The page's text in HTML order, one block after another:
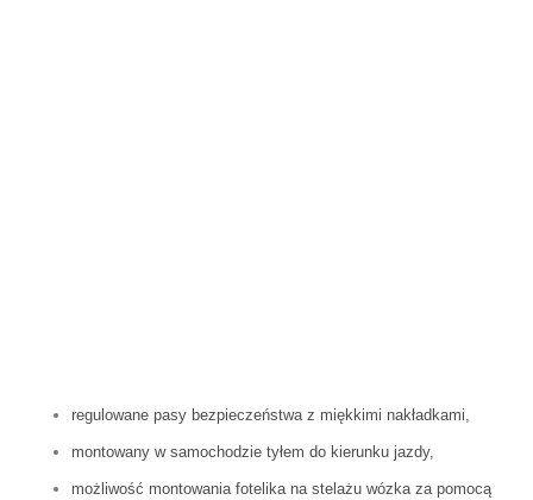
regulowane pasy bezpieczeństwa z miękkimi nakładkami,
montowany w samochodzie tyłem do kierunku jazdy,
możliwość montowania fotelika na stelażu wózka za pomocą